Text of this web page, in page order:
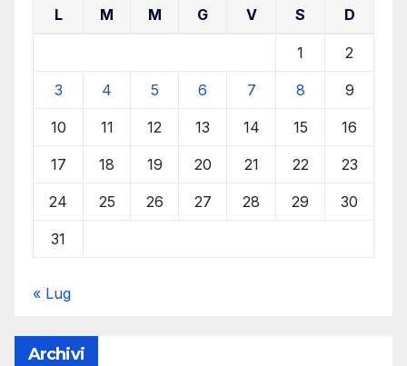
L M M G V S D
1 2
3 4 5 6 7 8 9
10 11 12 13 14 15 16
17 18 19 20 21 22 23
24 25 26 27 28 29 30
31
« Lug
Archivi